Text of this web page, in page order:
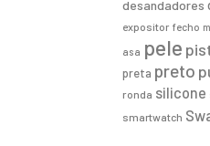
desandadores
expositor fecho
asa pele
preta preto
ronda silicone
smartwatch